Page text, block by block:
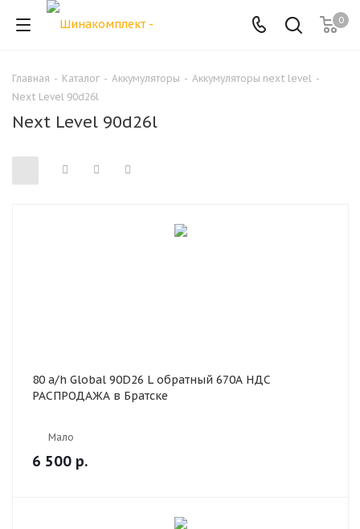
0
Главная - Каталог - Аккумуляторы - Аккумуляторы next level -
Next Level 90d26l
Next Level 90d26l
80 a/h Global 90D26 L обратный 670А НДС
РАСПРОДАЖА в Братске
Мало
6 500 р.